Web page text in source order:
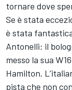
tornare dove
Se è stata
è stata
Antonelli: il
messo la sua
Hamilton.
pista che non